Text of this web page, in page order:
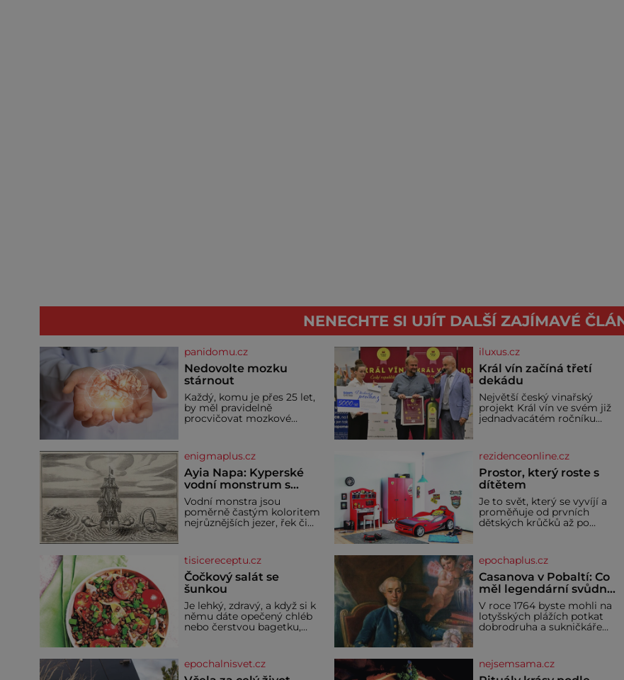
NENECHTE SI UJÍT DALŠÍ ZAJÍMAVÉ
panidomu.cz
Nedovolte mozku
stárnout
Každý, komu je přes 25 let,
by měl pravidelně
procvičovat mozkové
paměť. Možná máte
problém vzpomenout si na
jméno kolegy z práce. Nebo
marně v paměti lovíte
nedávno přečetli. Je to
opravdu tak, s věkem jako
kdyby se paměť rozhodla
iluxus.cz
Král vín začíná třetí
dekádu
Největší český vinařský
projekt Král vín ve svém již
jednadvacátém ročníku
porota z celkem 1260
vzorků od 157 vinařů. Král
vín, který se – i pře
enigmaplus.cz
Ayia Napa: Kyperské
vodní monstrum s
mírumilovnou povahou
Vodní monstra jsou
poměrně častým koloritem
nejrůznějších jezer, řek či
místo zviditelnit a
přitáhnout k němu
pozornost záhadám
nakloněných turi
rezidenceonline.cz
Prostor, který roste s
dítětem
Je to svět, který se vyvíjí a
proměňuje od prvních
dětských krůčků až po
bezpečí, kreativitu,
soustředění i odpočinek a
reaguje na každou etapu
života a specifické potřeby
dítěte. Pro nejmenší je
klíčová jednoduchost,
měkkost a bezpečí, proto
by pokoj miminka měl
tisicereceptu.cz
Čočkový salát se
šunkou
Je lehký, zdravý, a když si k
němu dáte opečený chléb
nebo čerstvou bagetku,
oblíbené čočky 150 g cherry
rajčátek 1 velká červená
epochaplus.cz
Casanova v Pobaltí: Co
měl legendární svůdník
společného se
svobodnými zednáři?
V roce 1764 byste mohli na
lotyšských plážích potkat
dobrodruha a sukničkáře
však nebyla turistickým
výletem, ale ryze pracovní
epochalnisvet.cz nejsemsama.cz